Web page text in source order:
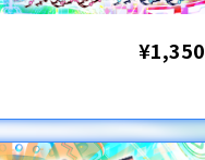
¥1,350